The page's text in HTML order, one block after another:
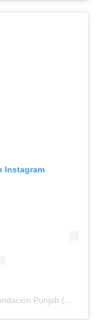
Instagram
Una publicación compartida de Fundación Punjab (@fundacionpunjab)